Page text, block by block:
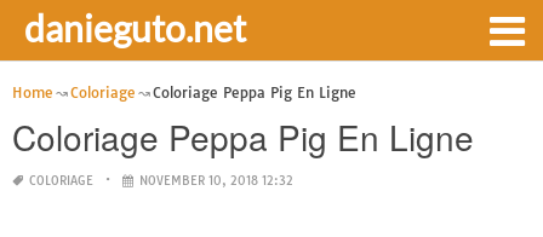
danieguto.net
Home Coloriage Coloriage Peppa Pig En Ligne
Coloriage Peppa Pig En Ligne
COLORIAGE NOVEMBER 10, 2018 12:32